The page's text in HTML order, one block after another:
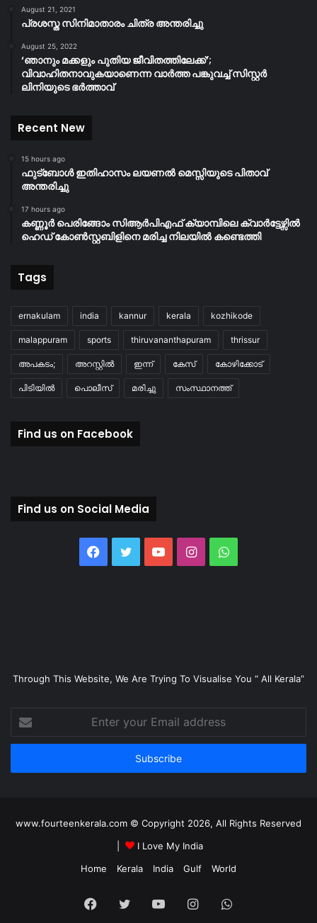
August 21, 2021
പ്രശസ്ത സിനിമാതാരം ചിത്ര അന്തരിച്ചു
August 25, 2022
‘ഞാനും മക്കളും പുതിയ ജീവിതത്തിലേക്ക്’;
വിവാഹിതനാവുകയാണെന്ന വാർത്ത പങ്കുവച്ച് സിസ്റ്റർ
ലിനിയുടെ ഭർത്താവ്
Recent New
15 hours ago
ഫുട്ബോൾ ഇതിഹാസം ലയണൽ മെസ്സിയുടെ പിതാവ്
അന്തരിച്ചു
17 hours ago
കണ്ണൂർ പെരിങ്ങോം സിആർപിഎഫ് ക്യാമ്പിലെ ക്വാർട്ടേഴ്സിൽ
ഹെഡ് കോൺസ്റ്റബിളിനെ മരിച്ച നിലയിൽ കണ്ടെത്തി
Tags
ernakulam india kannur kerala kozhikode
malappuram sports thiruvananthapuram thrissur
അപകടം; അറസ്റ്റിൽ ഇന്ന് കേസ് കോഴിക്കോട്
പിടിയിൽ പൊലീസ് മരിച്ചു സംസ്ഥാനത്ത്
Find us on Facebook
Find us on Social Media
Facebook
TwitterYouTubeInstagramWhatsApp
Through This Website, We Are Trying To Visualise You “ All Kerala”
your
Email
www.fourteenkerala.com © Copyright 2026, All Rights Reserved
I Love My India
Home
Kerala India Gulf World
Facebook
TwitterYouTubeInstagramWhatsApp